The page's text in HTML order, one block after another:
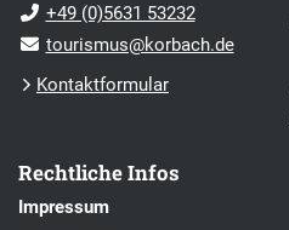
+49 (0)5631 53232
tourismus@korbach.de
Kontaktformular
Rechtliche Infos
Impressum